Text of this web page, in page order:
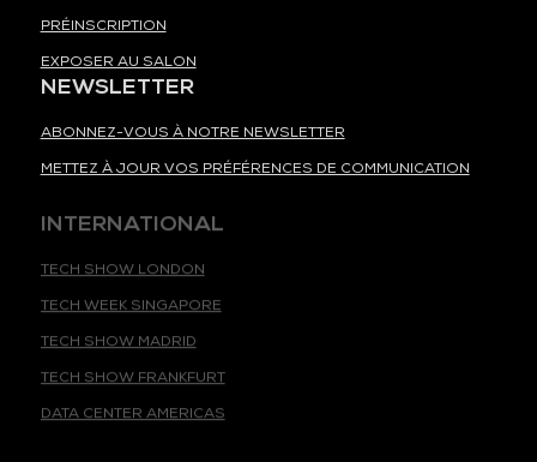
PRÉINSCRIPTION
EXPOSER AU SALON
NEWSLETTER
ABONNEZ-VOUS À NOTRE NEWSLETTER
METTEZ À JOUR VOS PRÉFÉRENCES DE COMMUNICATION
TECH WEEK SINGAPORE
TECH SHOW MADRID
TECH SHOW FRANKFURT
DATA CENTER AMERICAS